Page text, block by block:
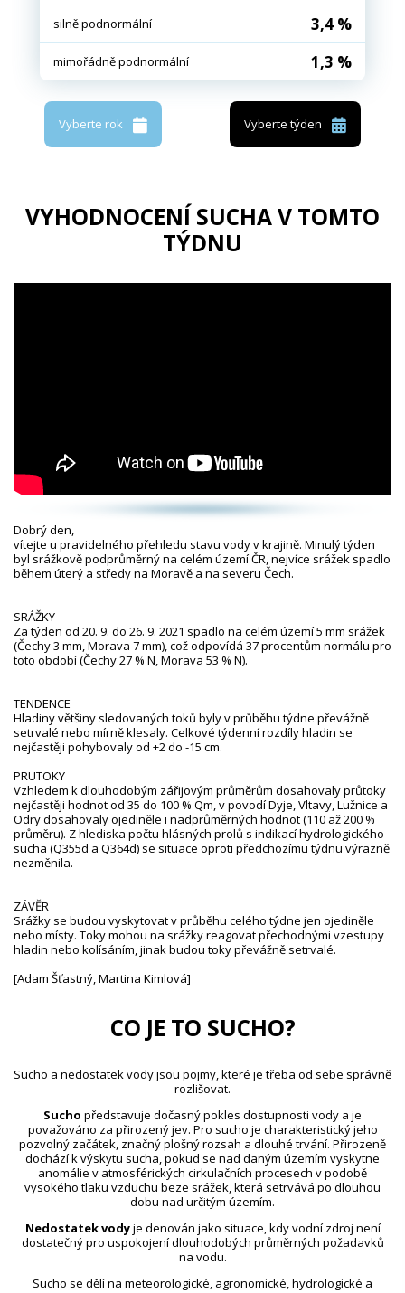
silně podnormální 3,4 %
mimořádně podnormální 1,3 %
Vyberte rok Vyberte týden
VYHODNOCENÍ SUCHA V TOMTO
TÝDNU
Dobrý den,
vítejte u pravidelného přehledu stavu vody v krajině. Minulý týden
byl srážkově podprůměrný na celém území ČR, nejvíce srážek spadlo
během úterý a středy na Moravě a na severu Čech.
SRÁŽKY
Za týden od 20. 9. do 26. 9. 2021 spadlo na celém území 5 mm srážek
(Čechy 3 mm, Morava 7 mm), což odpovídá 37 procentům normálu pro
toto období (Čechy 27 % N, Morava 53 % N).
TENDENCE
Hladiny většiny sledovaných toků byly v průběhu týdne převážně
setrvalé nebo mírně klesaly. Celkové týdenní rozdíly hladin se
nejčastěji pohybovaly od +2 do -15 cm.
PRUTOKY
Vzhledem k dlouhodobým zářijovým průměrům dosahovaly průtoky
nejčastěji hodnot od 35 do 100 % Qm, v povodí Dyje, Vltavy, Lužnice a
Odry dosahovaly ojediněle i nadprůměrných hodnot (110 až 200 %
průměru). Z hlediska počtu hlásných profilů s indikací hydrologického
sucha (Q355d a Q364d) se situace oproti předchozímu týdnu výrazně
nezměnila.
ZÁVĚR
Srážky se budou vyskytovat v průběhu celého týdne jen ojediněle
nebo místy. Toky mohou na srážky reagovat přechodnými vzestupy
hladin nebo kolísáním, jinak budou toky převážně setrvalé.
[Adam Šťastný, Martina Kimlová]
CO JE TO SUCHO?
Sucho a nedostatek vody jsou pojmy, které je třeba od sebe správně
rozlišovat.
Sucho představuje dočasný pokles dostupnosti vody a je
považováno za přirozený jev. Pro sucho je charakteristický jeho
pozvolný začátek, značný plošný rozsah a dlouhé trvání. Přirozeně
dochází k výskytu sucha, pokud se nad daným územím vyskytne
anomálie v atmosférických cirkulačních procesech v podobě
vysokého tlaku vzduchu beze srážek, která setrvává po dlouhou
dobu nad určitým územím.
Nedostatek vodyje definován jako situace, kdy vodní zdroj není
dostatečný pro uspokojení dlouhodobých průměrných požadavků
na vodu.
Sucho se dělí na meteorologické, agronomické, hydrologické a